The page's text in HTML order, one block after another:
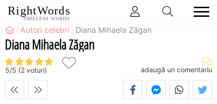
RightWords
TIMELESS WORDS
Autori celebri Diana Mihaela Zăgan
Diana Mihaela Zăgan
5/5 (2 voturi) adaugă un comentariu